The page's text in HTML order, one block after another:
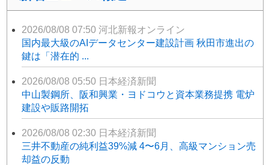
2026/08/08 07:50 河北新報オンライン
国内最大級のAIデータセンター建設計画 秋田市進出の
鍵は「潜在的 ...
2026/08/08 05:50 日本経済新聞
中山製鋼所、阪和興業・ヨドコウと資本業務提携 電炉
建設や販路開拓
2026/08/08 02:30 日本経済新聞
三井不動産の純利益39%減 4〜6月、高級マンション売
却益の反動